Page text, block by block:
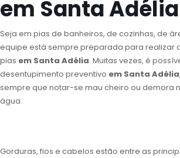
em Santa Adélia
Seja em pias de banheiros, de cozinhas, de
equipe está sempre preparada para realizar
pias em Santa Adélia. Muitas vezes, é
desentupimento preventivo em Santa Adélia
sempre que notar-se mau cheiro ou demora
água.
Gorduras, fios e cabelos estão entre as